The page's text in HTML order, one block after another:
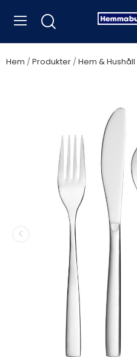
Hem Produkter Hem & Hushåll